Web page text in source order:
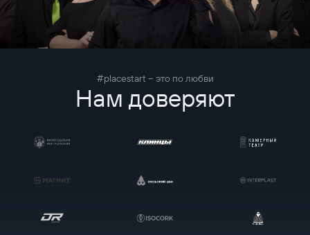
#placestart – это по любви
Нам доверяют